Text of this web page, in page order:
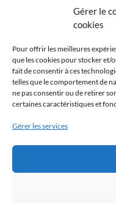
Gérer le
cookies
Pour offrir les meilleures
que les cookies pour stocker et/
fait de consentir à ces
telles que le comportement de
ne pas consentir ou de retirer
certaines caractéristiques et
Gérer les services
Mentions Légales
Politique cookies DPO
Nous contacter
Audit automatisé